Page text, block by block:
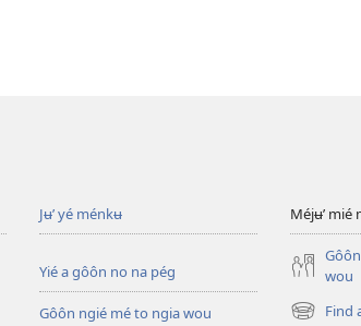
Jʉ’ yé ménkʉ
Yié a gôôn no na pég
Gôôn ngié mé to ngia wou
Méjʉ’ mié
wou
Find
(opens